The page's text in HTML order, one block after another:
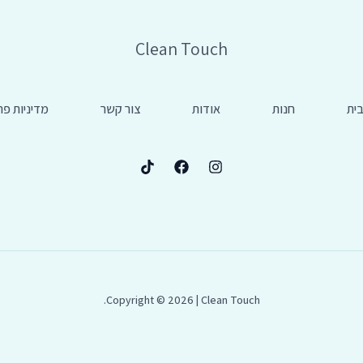
Clean Touch
חנות אודות צור קשר מדיניות
Copyright © 2026 | Clean Touch.